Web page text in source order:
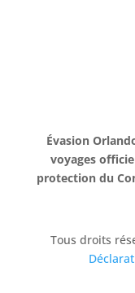
Évasion
voyages
protection du
Tous droits